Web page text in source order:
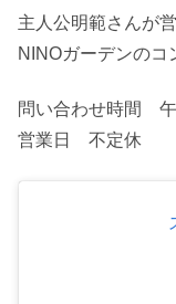
主人公明範さんが
NINOガーデンのコ
問い合わせ時間
営業日 不定休